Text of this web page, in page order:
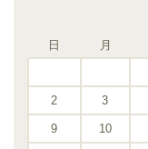
日
月
2 3
9 10